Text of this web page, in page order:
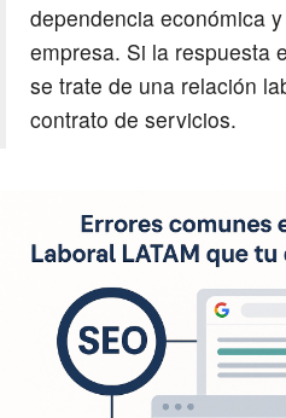
dependencia económica
empresa. Si la respuesta
se trate de una relación
contrato de servicios.